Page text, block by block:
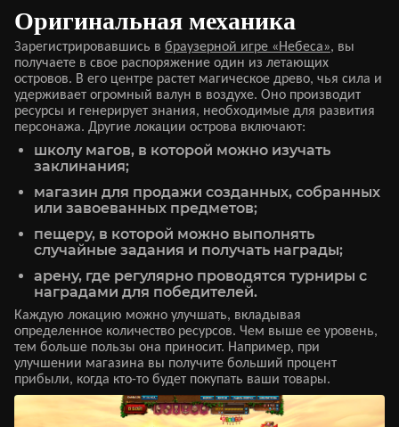
Оригинальная механика
Зарегистрировавшись в браузерной игре «Небеса», вы
получаете в свое распоряжение один из летающих
островов. В его центре растет магическое древо, чья сила и
удерживает огромный валун в воздухе. Оно производит
ресурсы и генерирует знания, необходимые для развития
персонажа. Другие локации острова включают:
школу магов, в которой можно изучать
заклинания;
магазин для продажи созданных, собранных
или завоеванных предметов;
пещеру, в которой можно выполнять
случайные задания и получать награды;
арену, где регулярно проводятся турниры с
наградами для победителей.
Каждую локацию можно улучшать, вкладывая
определенное количество ресурсов. Чем выше ее уровень,
тем больше пользы она приносит. Например, при
улучшении магазина вы получите больший процент
прибыли, когда кто-то будет покупать ваши товары.